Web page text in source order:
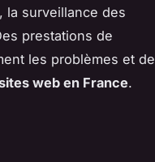
la surveillance des
prestations de
les problèmes et de
web en France.